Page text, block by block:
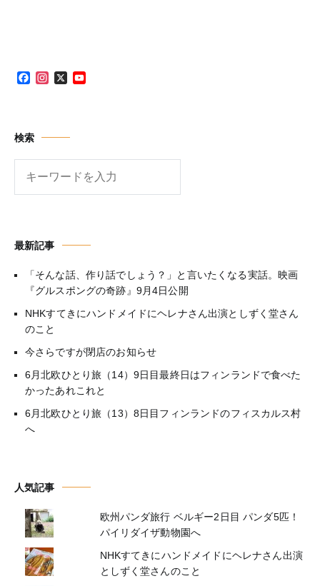
Facebook
Instagram
X
検索
最新記事
「そんな話、作り話でしょう？」と言いたくなる実話。映画
『グルスポングの奇跡』9月4日公開
NHKすてきにハンドメイドにヘレナさん出演としずく堂さん
のこと
今さらですが閉店のお知らせ
6月北欧ひとり旅（14）9日目最終日はフィンランドで食べた
かったあれこれと
6月北欧ひとり旅（13）8日目フィンランドのフィスカルス村
へ
人気記事
欧州パンダ旅行 ベルギー2日目 パンダ5匹！
パイリダイザ動物園へ
NHKすてきにハンドメイドにヘレナさん出演
としずく堂さんのこと